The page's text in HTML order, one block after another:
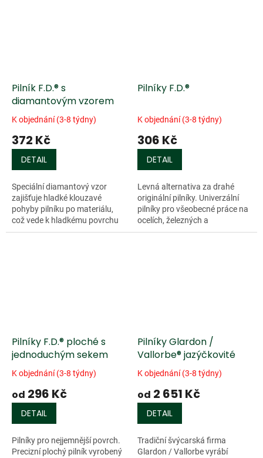
Pilník F.D.® s
diamantovým vzorem
K objednání (3-8 týdny)
372 Kč
DETAIL
Speciální diamantový vzor
zajišťuje hladké klouzavé
pohyby pilníku po materiálu,
což vede k hladkému povrchu
s...
Pilníky F.D.®
K objednání (3-8 týdny)
306 Kč
DETAIL
Levná alternativa za drahé
originální pilníky. Univerzální
pilníky pro všeobecné práce na
ocelích, železných a
neželezných kovech. Plastová
Pilníky F.D.® ploché s
jednoduchým sekem
K objednání (3-8 týdny)
od 296 Kč
DETAIL
Pilníky pro nejjemnější povrch.
Precizní plochý pilník vyrobený
Pilníky Glardon /
Vallorbe® jazýčkovité
K objednání (3-8 týdny)
od 2 651 Kč
DETAIL
Tradiční švýcarská firma
Glardon / Vallorbe vyrábí